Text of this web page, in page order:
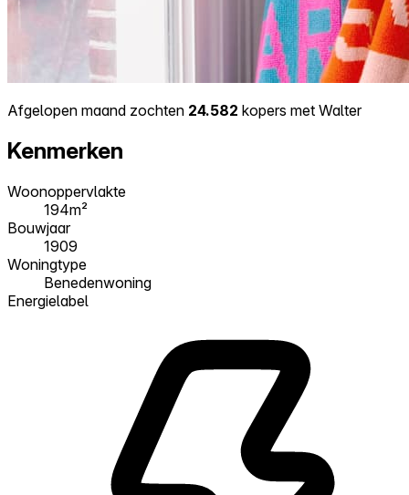
Afgelopen maand zochten 24.582 kopers met Walter
Kenmerken
Woonoppervlakte
194m²
Bouwjaar
1909
Woningtype
Benedenwoning
Energielabel